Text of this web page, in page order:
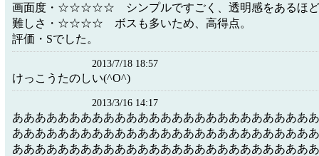
画面度・☆☆☆☆☆ シンプルですごく、透明感をあるほ
難しさ・☆☆☆☆ ボスも多いため、高得点。
評価・Sでした。
2013/7/18 18:57
けっこうたのしい(^O^)
2013/3/16 14:17
ああああああああああああああああああああああああああ
ああああああああああああああああああああああああああ
ああああああああああああああああああああああああああ